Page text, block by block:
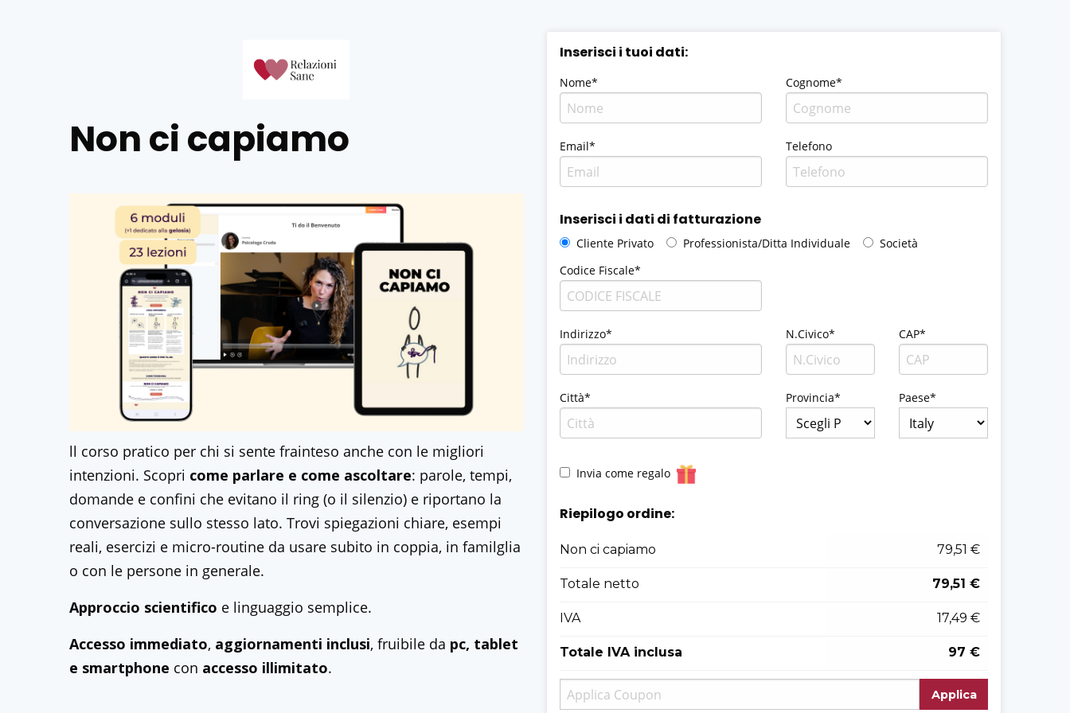
Non ci capiamo
ll corso pratico per chi si sente frainteso anche con le migliori
intenzioni. Scopri come parlare e come ascoltare: parole, tempi,
domande e confini che evitano il ring (o il silenzio) e riportano la
conversazione sullo stesso lato. Trovi spiegazioni chiare, esempi
reali, esercizi e micro-routine da usare subito in coppia, in familglia
o con le persone in generale.
Approccio scientifico e linguaggio semplice.
Accesso immediato, aggiornamenti inclusi, fruibile da pc, tablet
e smartphone con accesso illimitato.
Inserisci i tuoi dati:
Nome* Cognome*
Email* Telefono
Inserisci i dati di fatturazione
Cliente Privato Professionista/Ditta Individuale
Società
Codice Fiscale*
Indirizzo* N.Civico* CAP*
Città* Provincia* Paese*
Invia come regalo
Riepilogo ordine:
Non ci capiamo 79,51 €
Totale netto 79,51 €
IVA 17,49 €
Totale IVA inclusa 97 €
Applica